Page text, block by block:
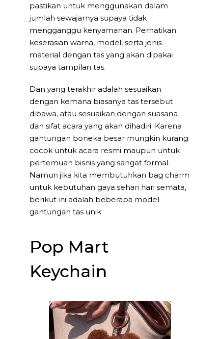
pastikan untuk menggunakan dalam
jumlah sewajarnya supaya tidak
mengganggu kenyamanan. Perhatikan
keserasian warna, model, serta jenis
material dengan tas yang akan dipakai
supaya tampilan tas.
Dan yang terakhir adalah sesuaikan
dengan kemana biasanya tas tersebut
dibawa, atau sesuaikan dengan suasana
dan sifat acara yang akan dihadiri. Karena
gantungan boneka besar mungkin kurang
cocok untuk acara resmi maupun untuk
pertemuan bisnis yang sangat formal.
Namun jika kita membutuhkan bag charm
untuk kebutuhan gaya sehari hari semata,
berikut ini adalah beberapa model
gantungan tas unik:
Pop Mart
Keychain